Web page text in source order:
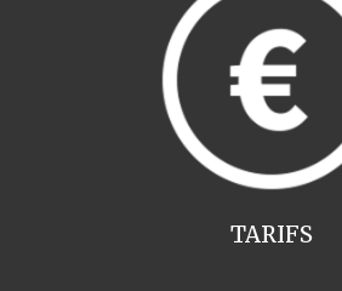
TARIFS